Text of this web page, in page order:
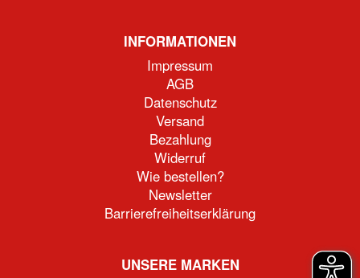
INFORMATIONEN
Impressum
AGB
Datenschutz
Versand
Bezahlung
Widerruf
Wie bestellen?
Newsletter
Barrierefreiheitserklärung
UNSERE MARKEN